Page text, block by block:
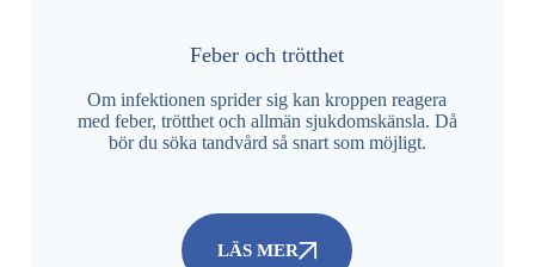
Feber och trötthet
Om infektionen sprider sig kan kroppen reagera
med feber, trötthet och allmän sjukdomskänsla. Då
bör du söka tandvård så snart som möjligt.
LÄS MER